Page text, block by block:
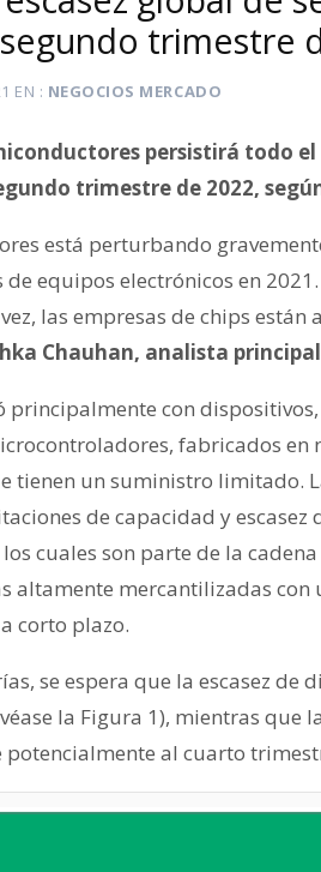
trimestre
EN NEGOCIOS MERCADO
persistirá todo el
trimestre de 2022,
está perturbando
equipos electrónicos en
las empresas de chips
Chauhan, analista
principalmente con
fabricados en
tienen un suministro limitado.
de capacidad y escasez
cuales son parte de la
altamente mercantilizadas
corto plazo.
se espera que la escasez de
la Figura 1), mientras que
al cuarto